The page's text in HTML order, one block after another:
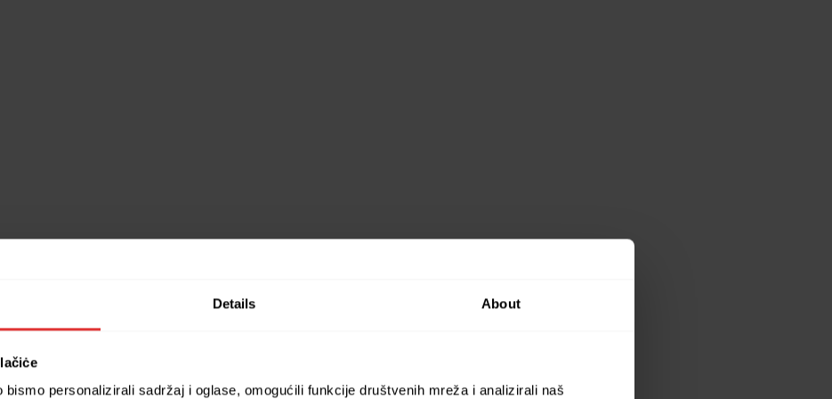
Details About
bismo personalizirali sadržaj i oglase, omogućili funkcije društvenih mreža i analizirali naš